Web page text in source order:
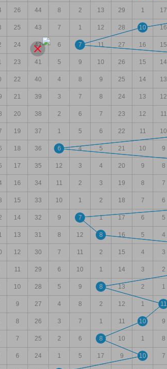
26 44 8 2 13 29 1 17
25 43 7 1 12 28 10 16
24 42 6 7 11 27 16 15
23 41 5 9 10 26 15 14
22 40 4 8 9 25 14 13
21 39 3 7 8 24 13 12
20 38 2 6 7 23 12 11
19 37 1 5 6 22 11 10
18 36 6 4 5 21 10 9
17 35 12 3 4 20 9 8
16 34 11 2 3 19 8 7
15 33 10 1 2 18 7 6
14 32 9 7 1 17 6 5
13 31 8 12 8 16 5 4
12 30 7 11 2 15 4 3
11 29 6 10 1 14 3 2
10 28 5 9 8 13 2 1
9 27 4 8 2 12 1 11
8 26 3 7 1 11 10 9
7 25 2 6 8 10 1 8
6 24 1 5 17 9 10 7